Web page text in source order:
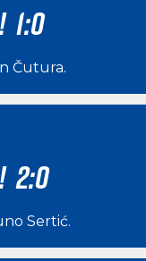
1:0
Čutura.
2:0
Sertić.